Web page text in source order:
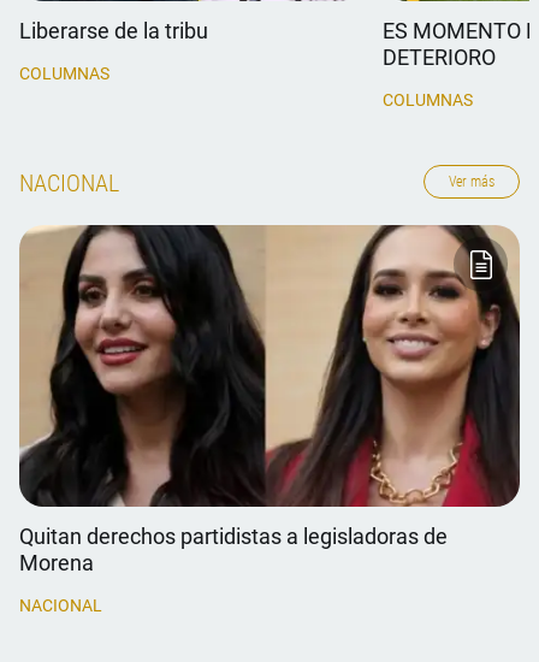
Liberarse de la tribu
COLUMNAS
ES MOMENTO
DETERIORO
COLUMNAS
NACIONAL Ver más
Quitan derechos partidistas a legisladoras de
Morena
NACIONAL